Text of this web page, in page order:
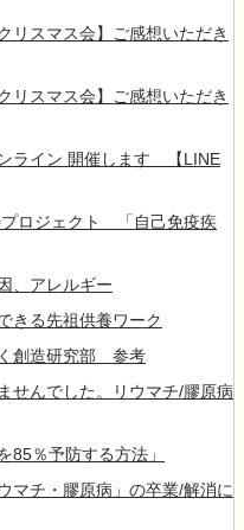
リスマス会】ご感想いただき
リスマス会】ご感想いただき
ンライン 開催します 【LINE
プロジェクト 「自己免疫疾
、アレルギー
きる先祖供養ワーク
創造研究部 参考
せんでした。リウマチ/膠原病
85％予防する方法」
マチ・膠原病」の卒業/解消に